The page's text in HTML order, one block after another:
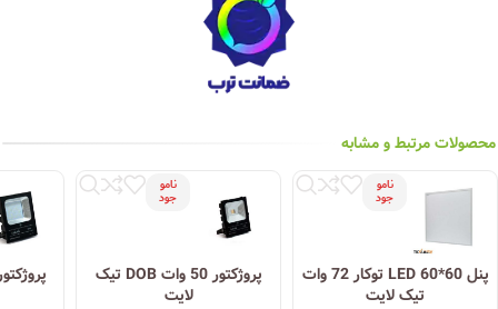
محصولات مرتبط و مشابه
نامو
جود
پنل 60*60 LED توکار 72 وات
تیک لایت
نامو
جود
پروژکتور 50 وات DOB تیک
لایت